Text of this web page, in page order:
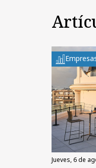
jueves, 6 de